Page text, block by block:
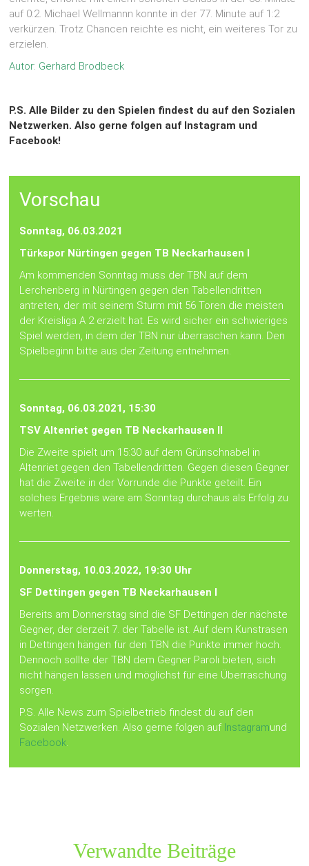
auf 0:2. Michael Wellmannn konnte in der 77. Minute auf 1:2
verkürzen. Trotz Chancen reichte es nicht, ein weiteres Tor zu
erzielen.
Autor: Gerhard Brodbeck
P.S. Alle Bilder zu den Spielen findest du auf den Sozialen
Netzwerken. Also gerne folgen auf Instagram und
Facebook!
Vorschau
Sonntag, 06.03.2021
Türkspor Nürtingen gegen TB Neckarhausen I
Am kommenden Sonntag muss der TBN auf dem
Lerchenberg in Nürtingen gegen den Tabellendritten
antreten, der mit seinem Sturm mit 56 Toren die meisten
der Kreisliga A 2 erzielt hat. Es wird sicher ein schwieriges
Spiel werden, in dem der TBN nur überraschen kann. Den
Spielbeginn bitte aus der Zeitung entnehmen.
Sonntag, 06.03.2021, 15:30
TSV Altenriet gegen TB Neckarhausen II
Die Zweite spielt um 15:30 auf dem Grünschnabel in
Altenriet gegen den Tabellendritten. Gegen diesen Gegner
hat die Zweite in der Vorrunde die Punkte geteilt. Ein
solches Ergebnis wäre am Sonntag durchaus als Erfolg zu
werten.
Donnerstag, 10.03.2022, 19:30 Uhr
SF Dettingen gegen TB Neckarhausen I
Bereits am Donnerstag sind die SF Dettingen der nächste
Gegner, der derzeit 7. der Tabelle ist. Auf dem Kunstrasen
in Dettingen hängen für den TBN die Punkte immer hoch.
Dennoch sollte der TBN dem Gegner Paroli bieten, sich
nicht hängen lassen und möglichst für eine Überraschung
sorgen.
P.S. Alle News zum Spielbetrieb findest du auf den
Sozialen Netzwerken. Also gerne folgen auf Instagramund
Facebook.
Verwandte Beiträge